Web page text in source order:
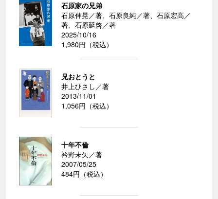
石原家の兄弟
石原伸晃／著、石原良純／著、石原宏高／
著、石原延啓／著
2025/10/16
1,980円（税込）
兄おとうと
井上ひさし／著
2013/11/01
1,056円（税込）
十年不倫
衿野未矢／著
2007/05/25
484円（税込）